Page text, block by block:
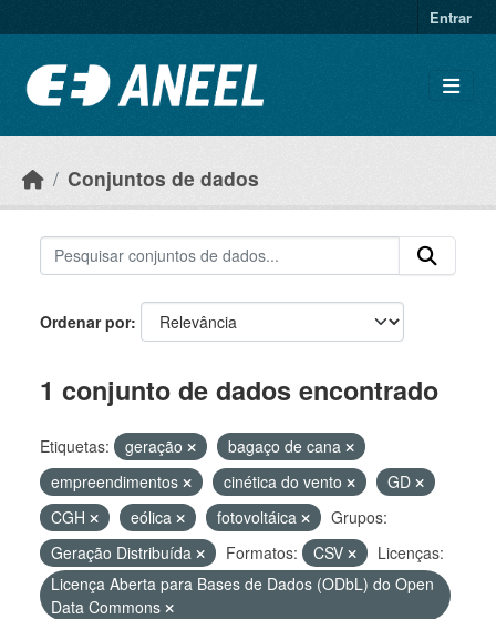
Entrar
Conjuntos de dados
Ordenar por
1 conjunto de dados encontrado
Etiquetas: geração
bagaço de cana
empreendimentos
cinética do vento
GD
CGH
eólica fotovoltáica
Grupos:
Geração Distribuída
Formatos: CSV
Licenças:
Licença Aberta para Bases de Dados (ODbL) do Open
Data Commons